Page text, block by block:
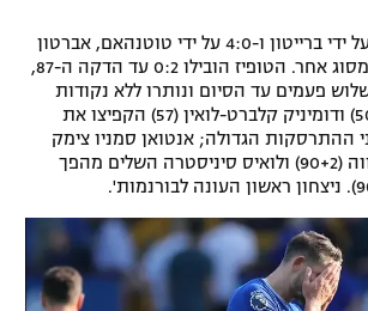
אחרי שהובסה 3:0 על ידי ברייטון ו-4:0 על ידי טוטנהאם, אברטון
חוותה מפתח נפש מסוג אחר. הטופיז הובילו 0:2 עד הדקה ה-87,
פעמים עד הסיום ונותרו ללא נקודות
העונה. מייקל קין (50) ודומיניק קלברט-לואין (57) הקפיצו את
ההתרסקות הגדולה; אנטואן סמניו צימק
(87), לואיס לוק השווה (90+2) ולואיס סיניסטרה השלים מהפך